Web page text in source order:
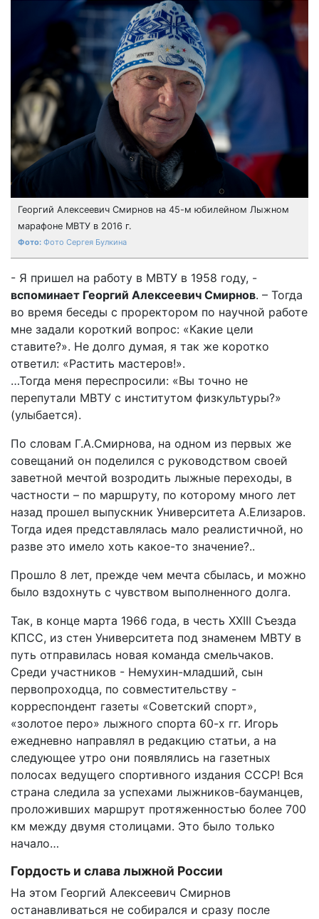
Георгий Алексеевич Смирнов на 45-м юбилейном Лыжном
марафоне МВТУ в 2016 г.
Фото Сергея Булкина
- Я пришел на работу в МВТУ в 1958 году, -
вспоминает Георгий Алексеевич Смирнов. – Тогда
во время беседы с проректором по научной работе
мне задали короткий вопрос: «Какие цели
ставите?». Не долго думая, я так же коротко
ответил: «Растить мастеров!».
…Тогда меня переспросили: «Вы точно не
перепутали МВТУ с институтом физкультуры?»
(улыбается).
По словам Г.А.Смирнова, на одном из первых же
совещаний он поделился с руководством своей
заветной мечтой возродить лыжные переходы, в
частности – по маршруту, по которому много лет
назад прошел выпускник Университета А.Елизаров.
Тогда идея представлялась мало реалистичной, но
разве это имело хоть какое-то значение?..
Прошло 8 лет, прежде чем мечта сбылась, и можно
было вздохнуть с чувством выполненного долга.
Так, в конце марта 1966 года, в честь XXIII Съезда
КПСС, из стен Университета под знаменем МВТУ в
путь отправилась новая команда смельчаков.
Среди участников - Немухин-младший, сын
первопроходца, по совместительству -
корреспондент газеты «Советский спорт»,
«золотое перо» лыжного спорта 60-х гг. Игорь
ежедневно направлял в редакцию статьи, а на
следующее утро они появлялись на газетных
полосах ведущего спортивного издания СССР! Вся
страна следила за успехами лыжников-бауманцев,
проложивших маршрут протяженностью более 700
км между двумя столицами. Это было только
начало…
Гордость и слава лыжной России
На этом Георгий Алексеевич Смирнов
останавливаться не собирался и сразу после